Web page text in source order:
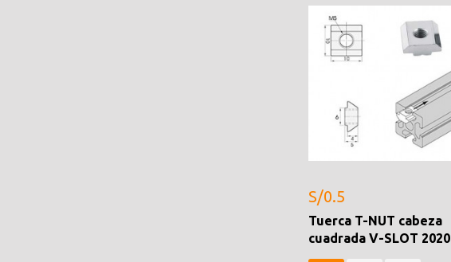
S/0.5
Tuerca T-NUT cabeza
cuadrada V-SLOT 2020